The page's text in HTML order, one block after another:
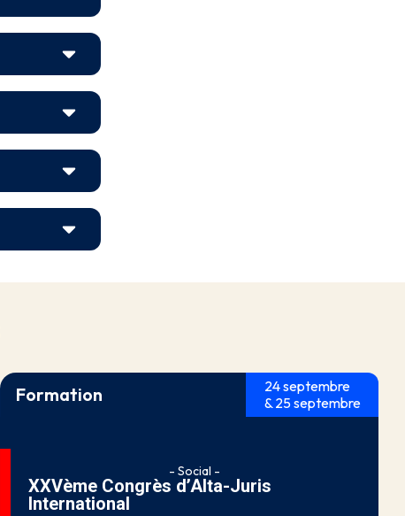
Formation
24 septembre
& 25 septembre
- Social -
XXVème Congrès d’Alta-Juris
International